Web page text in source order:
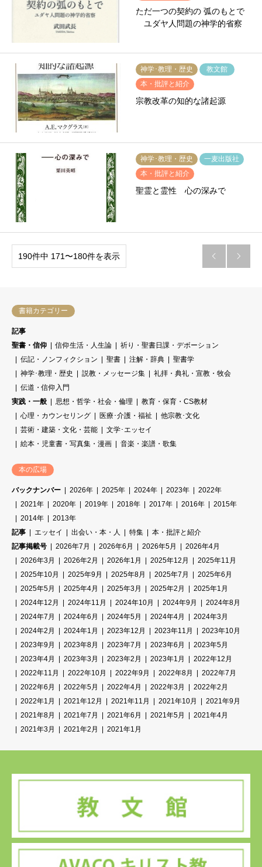
ただ一つの契約の 弧のもとで
ユダヤ人問題の神学的省察
神学･教理・歴史
教文館
本・批評と紹介
宗教改革の知的な諸起源
神学･教理・歴史
一麦出版社
本・批評と紹介
聖霊と霊性 心の深みで
190件中 171〜180件を表示  
書籍カテゴリー
記事
聖書・信仰
信仰生活・人生論
祈り・聖書日課・デボーション
伝記・ノンフィクション
聖書 注解・辞典
聖書学
神学･教理・歴史
説教・メッセージ集
礼拝・典礼・宣教・牧会
伝道・信仰入門
実践・一般
思想・哲学・社会・倫理
教育・保育・CS教材
心理・カウンセリング
医療･介護・福祉
他宗教･文化
芸術・建築・文化・芸能
文学･エッセイ
絵本・児童書・写真集・漫画
音楽・楽譜・歌集
本の広場
バックナンバー 2026年 2025年 2024年 2023年
2022年
2021年
2020年 2019年 2018年 2017年 2016年
2015年
2014年
2013年
記事
エッセイ 出会い・本・人 特集
本・批評と紹介
記事掲載号
2026年7月 2026年6月 2026年5月
2026年4月
2026年3月
2026年2月 2026年1月 2025年12月
2025年11月
2025年10月
2025年9月 2025年8月 2025年7月
2025年6月
2025年5月
2025年4月 2025年3月 2025年2月
2025年1月
2024年12月
2024年11月 2024年10月 2024年9月
2024年8月
2024年7月
2024年6月 2024年5月 2024年4月
2024年3月
2024年2月
2024年1月 2023年12月 2023年11月
2023年10月
2023年9月
2023年8月 2023年7月 2023年6月
2023年5月
2023年4月
2023年3月 2023年2月 2023年1月
2022年12月
2022年11月
2022年10月 2022年9月 2022年8月
2022年7月
2022年6月
2022年5月 2022年4月 2022年3月
2022年2月
2022年1月
2021年12月 2021年11月 2021年10月
2021年9月
2021年8月
2021年7月 2021年6月 2021年5月
2021年4月
2021年3月
2021年2月 2021年1月